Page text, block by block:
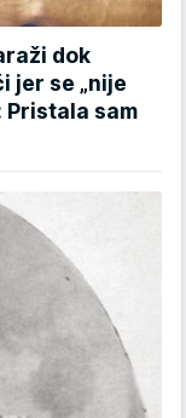
dok
jer se „nije
Pristala sam